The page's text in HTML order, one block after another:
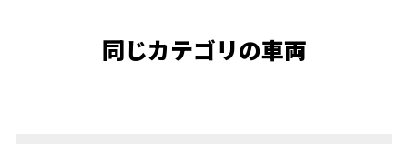
同じカテゴリの車両